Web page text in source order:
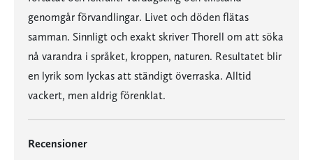
genomgår förvandlingar. Livet och döden flätas
samman. Sinnligt och exakt skriver Thorell om att söka
nå varandra i språket, kroppen, naturen. Resultatet blir
en lyrik som lyckas att ständigt överraska. Alltid
vackert, men aldrig förenklat.
Recensioner